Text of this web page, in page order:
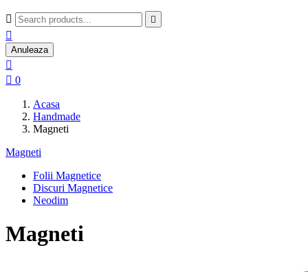
 

Anuleaza

 0
Acasa
Handmade
Magneti
Magneti
Folii Magnetice
Discuri Magnetice
Neodim
Magneti